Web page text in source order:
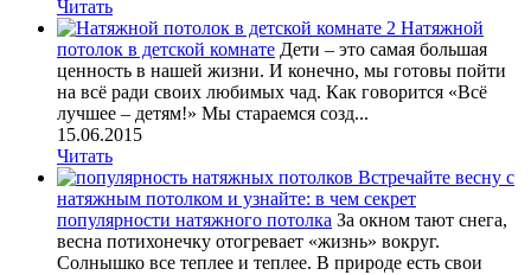
Читать
Натяжной
потолок в детской комнате Дети – это самая большая
ценность в нашей жизни. И конечно, мы готовы пойти
на всё ради своих любимых чад. Как говорится «Всё
лучшее – детям!» Мы стараемся созд...
15.06.2015
Читать
Встречайте весну с
натяжным потолком и узнайте: в чем секрет
популярности натяжного потолка За окном тают снега,
весна потихонечку отогревает «жизнь» вокруг.
Солнышко все теплее и теплее. В природе есть свои